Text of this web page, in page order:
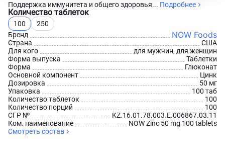
Поддержка иммунитета и общего здоровья... Подробнее
Количество таблеток
100
250
Бренд
NOW Foods
Страна
США
Для кого
для мужчин, для женщин
Форма выпуска
Таблетки
Форма
Глюконат
Основной компонент
Цинк
Дозировка
50 мг
Упаковка
100 таб
Количество таблеток
100
Количество порций
100
СГР №
KZ.16.01.78.003.Е.006867.03.11
Ком. наименование
NOW Zinc 50 mg 100 tablets
Смотреть состав